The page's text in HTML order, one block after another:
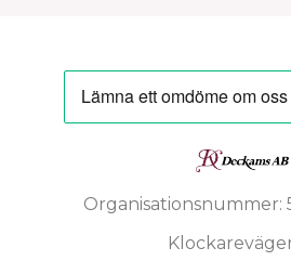
Organisationsnummer: